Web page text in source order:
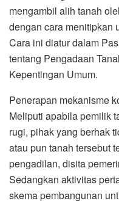
mengambil alih tanah
dengan cara menitipkan
Cara ini diatur dalam
tentang Pengadaan
Kepentingan Umum.
Penerapan mekanisme
Meliputi apabila pemilik
rugi, pihak yang berhak
atau pun tanah tersebut
pengadilan, disita
Sedangkan aktivitas
skema pembangunan